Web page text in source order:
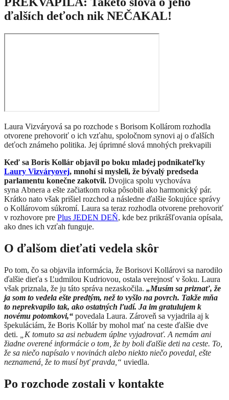
ďalších deťoch nik NEČAKAL!
Laura Vizváryová sa po rozchode s Borisom Kollárom rozhodla
otvorene prehovoriť o ich vzťahu, spoločnom synovi aj o ďalších
deťoch známeho politika. Jej úprimné slová mnohých prekvapili
Keď sa Boris Kollár objavil po boku mladej podnikateľky
Laury Vizváryovej, mnohí si mysleli, že bývalý predseda
parlamentu konečne zakotvil. Dvojica spolu vychováva
syna Abnera a ešte začiatkom roka pôsobili ako harmonický pár.
Krátko nato však prišiel rozchod a následne ďalšie šokujúce správy
o Kollárovom súkromí. Laura sa teraz rozhodla otvorene prehovoriť
v rozhovore pre Plus JEDEN DEŇ, kde bez prikrášľovania opísala,
ako dnes ich vzťah funguje.
O ďalšom dieťati vedela skôr
Po tom, čo sa objavila informácia, že Borisovi Kollárovi sa narodilo
ďalšie dieťa s Ľudmilou Kudriovou, ostala verejnosť v šoku. Laura
však priznala, že ju táto správa nezaskočila. „Musím sa priznať, že
ja som to vedela ešte predtým, než to vyšlo na povrch. Takže mňa
to neprekvapilo tak, ako ostatných ľudí. Ja im gratulujem k
novému potomkovi,“ povedala Laura. Zároveň sa vyjadrila aj k
špekuláciám, že Boris Kollár by mohol mať na ceste ďalšie dve
deti.
„K tomuto sa asi nebudem úplne vyjadrovať. A nemám ani
žiadne overené informácie o tom, že by boli ďalšie deti na ceste. To,
že sa niečo napísalo v novinách alebo niekto niečo povedal, ešte
neznamená, že to musí byť pravda,“ uviedla.
Po rozchode zostali v kontakte